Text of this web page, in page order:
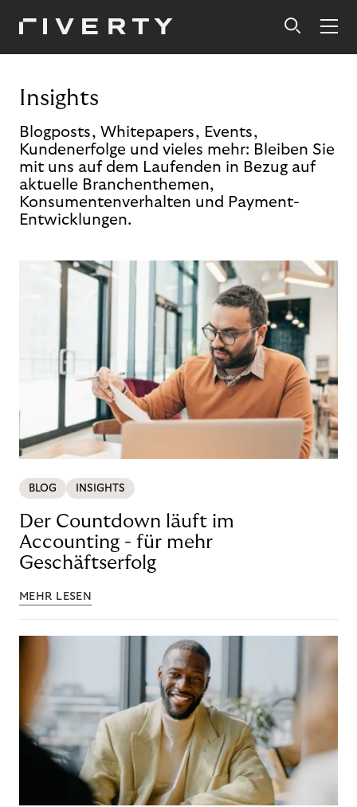
Insights
Blogposts, Whitepapers, Events,
Kundenerfolge und vieles mehr: Bleiben Sie
mit uns auf dem Laufenden in Bezug auf
aktuelle Branchenthemen,
Konsumentenverhalten und Payment-
Entwicklungen.
BLOG INSIGHTS
Der Countdown läuft im
Accounting - für mehr
Geschäftserfolg
MEHR LESEN